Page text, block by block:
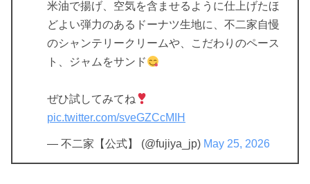
米油で揚げ、空気を含ませるように仕上げたほ
どよい弾力のあるドーナツ生地に、不二家自慢
のシャンテリークリームや、こだわりのペース
ト、ジャムをサンド
ぜひ試してみてね
pic.twitter.com/sveGZCcMIH
— 不二家【公式】 (@fujiya_jp) May 25, 2026